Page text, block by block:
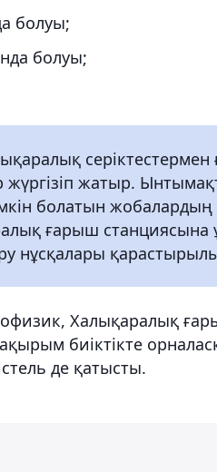
болуы;
болуы;
жүргізіп жатыр.
болатын жобалардың
ғарыш станциясына
нұсқалары
Халықаралық
биіктікте
де қатысты.